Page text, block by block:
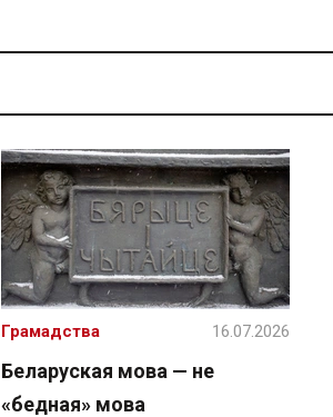
Беларуская мова — не
«бедная» мова
Грамадства 16.07.2026